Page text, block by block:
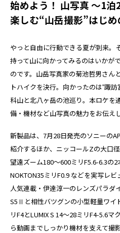
始めよう！ 山写真 ～1
楽しむ“山岳撮影”はじ
やっと自由に行動できる夏が到来。
持って山に向かってみるのはいか
のです。山岳写真家の菊池哲男さん
トハイクを決行。向かったのは‟諏
科山と北八ヶ岳の池巡り。本ロケを
備・機材など山写真の魅力をお伝えし
新製品は、7月28日発売のソニーの
紹介するほか、ニッコールZの大口
望遠ズーム180～600ミリF5.6-6.3の
NOKTON35ミリF0.9 などを実写レビ
人気連載・伊達淳一のレンズパラダ
S5Ⅱと相性バツグンの小型軽量ワイ
リF4とLUMIX S 14～28ミリF4-5.6
ら動画までしっかり機材を支えて撮